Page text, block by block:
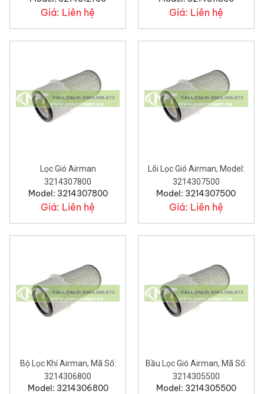
Giá: Liên hệ Giá: Liên hệ
Lọc Gió Airman
3214307800
Model: 3214307800
Giá: Liên hệ
Lõi Lọc Gió Airman, Model:
3214307500
Model: 3214307500
Giá: Liên hệ
Bộ Lọc Khí Airman, Mã Số:
3214306800
Model: 3214306800
Bầu Lọc Gió Airman, Mã Số:
3214305500
Model: 3214305500